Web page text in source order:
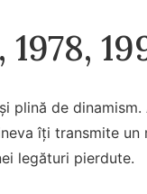
plină de
îți transmite
legături pierdute.